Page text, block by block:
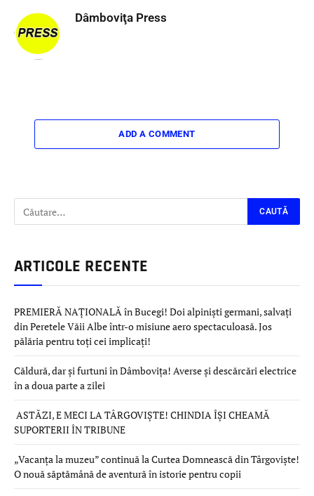
Dâmboviţa Press
ADD A COMMENT
ARTICOLE RECENTE
PREMIERĂ NAȚIONALĂ în Bucegi! Doi alpiniști germani, salvați
din Peretele Văii Albe într-o misiune aero spectaculoasă. Jos
pălăria pentru toți cei implicați!
Căldură, dar și furtuni în Dâmbovița! Averse și descărcări electrice
în a doua parte a zilei
ASTĂZI, E MECI LA TÂRGOVIȘTE! CHINDIA ÎȘI CHEAMĂ
SUPORTERII ÎN TRIBUNE
„Vacanța la muzeu” continuă la Curtea Domnească din Târgoviște!
O nouă săptămână de aventură în istorie pentru copii